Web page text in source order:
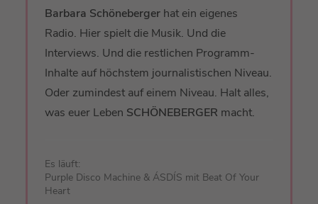
Barbara Schöneberger hat ein eigenes
Radio. Hier spielt die Musik. Und die
Interviews. Und die restlichen Programm-
Inhalte auf höchstem journalistischen Niveau.
Oder zumindest auf einem Niveau. Halt alles,
was euer Leben SCHÖNEBERGER macht.
Es läuft:
Purple Disco Machine & ÁSDÍS mit Beat Of Your
Heart